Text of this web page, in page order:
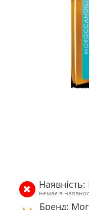
немає в
Бренд: